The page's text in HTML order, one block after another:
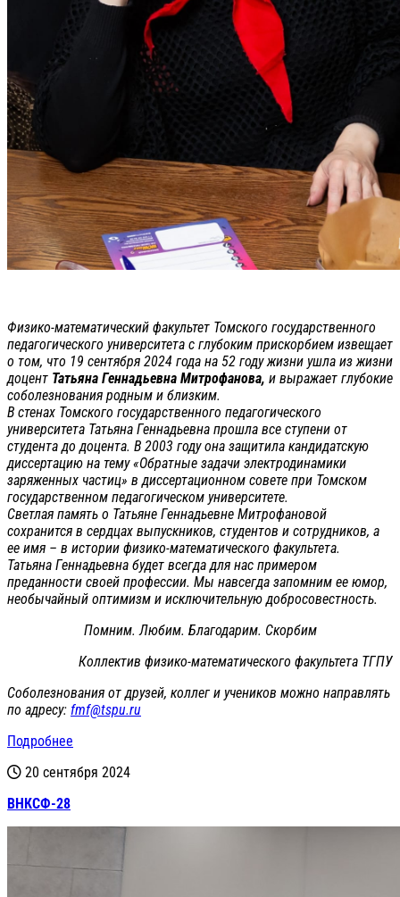
Физико-математический факультет Томского государственного
педагогического университета с глубоким прискорбием извещает
о том, что 19 сентября 2024 года на 52 году жизни ушла из жизни
доцент Татьяна Геннадьевна Митрофанова, и выражает глубокие
соболезнования родным и близким.
В стенах Томского государственного педагогического
университета Татьяна Геннадьевна прошла все ступени от
студента до доцента. В 2003 году она защитила кандидатскую
диссертацию на тему «Обратные задачи электродинамики
заряженных частиц» в диссертационном совете при Томском
государственном педагогическом университете.
Светлая память о Татьяне Геннадьевне Митрофановой
сохранится в сердцах выпускников, студентов и сотрудников, а
ее имя – в истории физико-математического факультета.
Татьяна Геннадьевна будет всегда для нас примером
преданности своей профессии. Мы навсегда запомним ее юмор,
необычайный оптимизм и исключительную добросовестность.
Помним. Любим. Благодарим. Скорбим
Коллектив физико-математического факультета ТГПУ
Соболезнования от друзей, коллег и учеников можно направлять
по адресу: fmf@tspu.ru
Подробнее
20 сентября 2024
ВНКСФ-28